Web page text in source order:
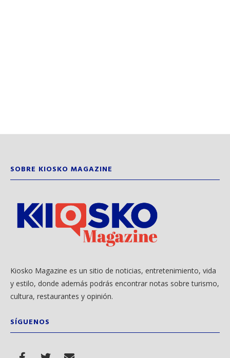
SOBRE KIOSKO MAGAZINE
Kiosko Magazine es un sitio de noticias, entretenimiento, vida
y estilo, donde además podrás encontrar notas sobre turismo,
cultura, restaurantes y opinión.
SÍGUENOS